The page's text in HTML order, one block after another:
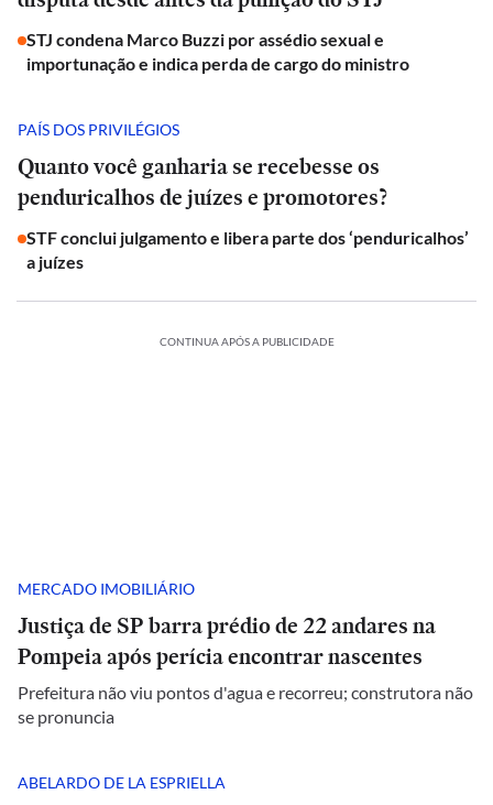
STJ condena Marco Buzzi por assédio sexual e
importunação e indica perda de cargo do ministro
PAÍS DOS PRIVILÉGIOS
Quanto você ganharia se recebesse os
penduricalhos de juízes e promotores?
STF conclui julgamento e libera parte dos ‘penduricalhos’
a juízes
CONTINUA APÓS A PUBLICIDADE
MERCADO IMOBILIÁRIO
Justiça de SP barra prédio de 22 andares na
Pompeia após perícia encontrar nascentes
Prefeitura não viu pontos d'agua e recorreu; construtora não
se pronuncia
ABELARDO DE LA ESPRIELLA